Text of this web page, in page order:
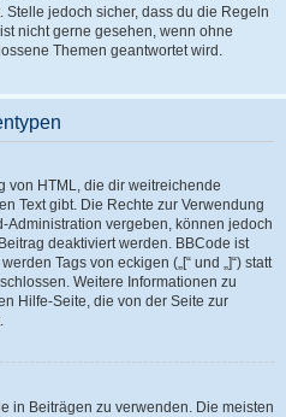
jedoch sicher, dass du die Regeln
nicht gerne gesehen, wenn ohne
Themen geantwortet wird.
von HTML, die dir weitreichende
Text gibt. Die Rechte zur Verwendung
vergeben, können jedoch
deaktiviert werden. BBCode ist
Tags von eckigen („[“ und „]“) statt
Weitere Informationen zu
Hilfe-Seite, die von der Seite zur
in Beiträgen zu verwenden. Die meisten